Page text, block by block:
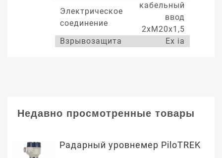
Электрическое
соединение
кабельный
ввод
2хМ20х1,5
Взрывозащита
Ex ia
Недавно просмотренные товары
Радарный уровнемер PiloTREK